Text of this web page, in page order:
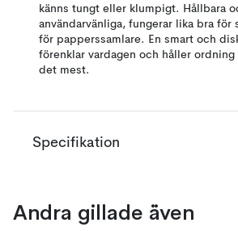
känns tungt eller klumpigt. Hållbara
användarvänliga, fungerar lika bra för
för papperssamlare. En smart och
förenklar vardagen och håller
det mest.
Specifikation
Andra gillade även